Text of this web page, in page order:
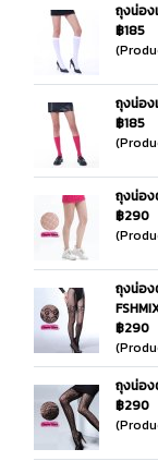
ถุงน่อง
฿185
ถุงน่อง
฿185
ถุงน่อง
฿290
ถุงน่อง
฿290
ถุงน่อง
฿290